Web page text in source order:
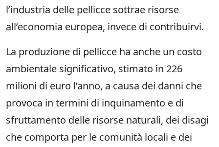
l’industria delle pellicce sottrae risorse
all’economia europea, invece di contribuirvi.
La produzione di pellicce ha anche un costo
ambientale significativo, stimato in 226
milioni di euro l’anno, a causa dei danni che
provoca in termini di inquinamento e di
sfruttamento delle risorse naturali, dei disagi
che comporta per le comunità locali e dei